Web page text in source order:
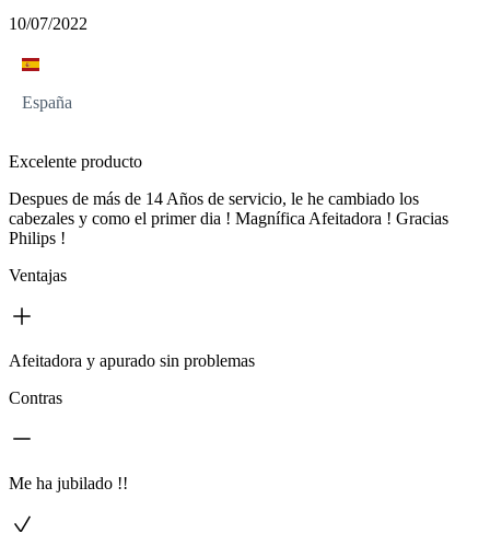
10/07/2022
España
Excelente producto
Despues de más de 14 Años de servicio, le he cambiado los
cabezales y como el primer dia ! Magnífica Afeitadora ! Gracias
Philips !
Ventajas
Afeitadora y apurado sin problemas
Contras
Me ha jubilado !!